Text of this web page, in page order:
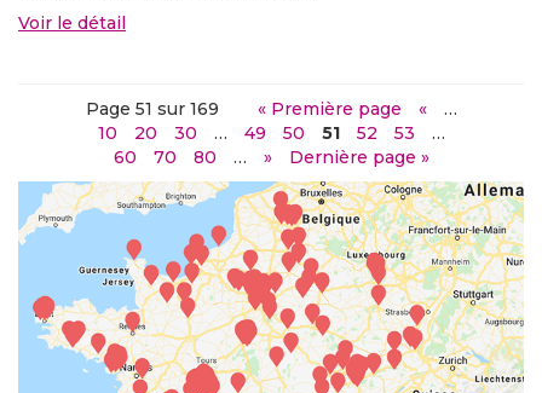
Voir le détail
Page 51 sur 169 « Première page «
…
10
20 30 … 49 50 51 52 53
…
60
70 80 … » Dernière page »